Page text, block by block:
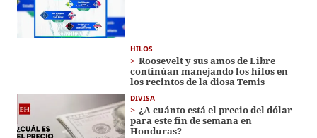
HILOS
Roosevelt y sus amos de Libre
continúan manejando los hilos en
los recintos de la diosa Temis
DIVISA
¿A cuánto está el precio del dólar
para este fin de semana en
Honduras?